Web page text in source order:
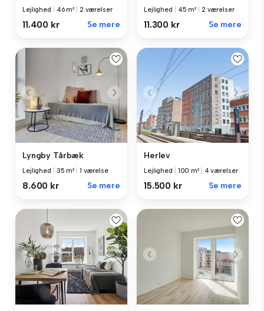
Lejlighed 46 m² 2 værelser
11.400 kr Se mere
Lejlighed 45 m² 2 værelser
11.300 kr Se mere
Lyngby Tårbæk
Lejlighed 35 m² 1 værelse
8.600 kr Se mere
Herlev
Lejlighed 100 m² 4 værelser
15.500 kr Se mere